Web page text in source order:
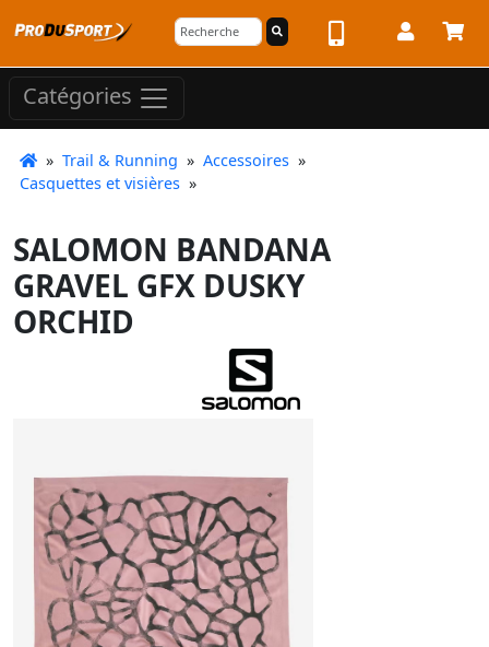
Catégories
» Trail & Running » Accessoires »
Casquettes et visières »
SALOMON BANDANA
GRAVEL GFX DUSKY
ORCHID